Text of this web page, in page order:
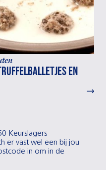
en
Keurslagers
er vast wel een bij jou
in om in de